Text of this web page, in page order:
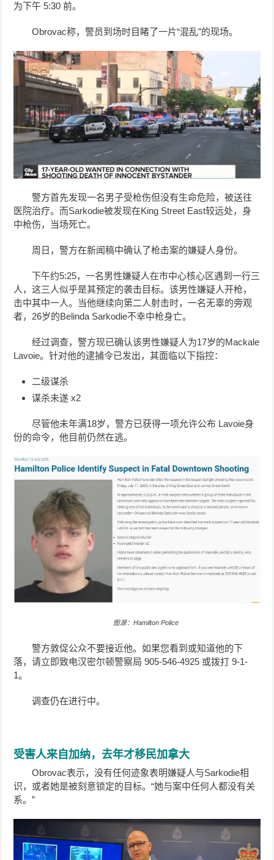
为下午 5:30 前。
Obrovac称，警员到场时目睹了一片“混乱”的现场。
警方首先发现一名男子受枪伤但没有生命危险，被送往
医院治疗。而Sarkodie被发现在King Street East较远处，身
中枪伤，当场死亡。
周日，警方在新闻稿中确认了枪击案的嫌疑人身份。
下午约5:25，一名男性嫌疑人在市中心核心区遇到一行三
人，这三人似乎是其预定的袭击目标。该男性嫌疑人开枪，
击中其中一人。当他继续向第二人射击时，一名无辜的旁观
者，26岁的Belinda Sarkodie不幸中枪身亡。
经过调查，警方现已确认该男性嫌疑人为17岁的Mackale
Lavoie。针对他的逮捕令已发出，其面临以下指控：
二级谋杀
谋杀未遂 x2
尽管他未年满18岁，警方已获得一项允许公布 Lavoie身
份的命令，他目前仍然在逃。
图源：Hamilton Police
警方敦促公众不要接近他。如果您看到或知道他的下
落，请立即致电汉密尔顿警察局 905-546-4925 或拨打 9-1-
1。
调查仍在进行中。
受害人来自加纳，去年才移民加拿大
Obrovac表示，没有任何迹象表明嫌疑人与Sarkodie相
识，或者她是被刻意锁定的目标。“她与案中任何人都没有关
系。”